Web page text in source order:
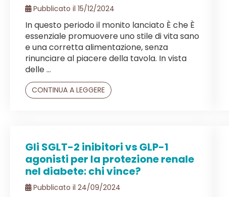
Pubblicato il 15/12/2024
In questo periodo il monito lanciato È che È
essenziale promuovere uno stile di vita sano
e una corretta alimentazione, senza
rinunciare al piacere della tavola. In vista
delle ...
CONTINUA A LEGGERE
Gli SGLT-2 inibitori vs GLP-1
agonisti per la protezione renale
nel diabete: chi vince?
Pubblicato il 24/09/2024